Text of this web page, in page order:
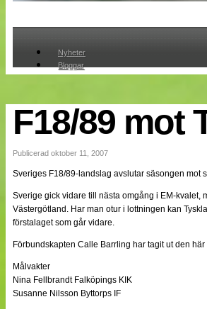
Nyheter
Bloggar
Cuper
Medlemmar
Medlemsbilder
Om oss
Nyheter
Bloggar
Lagen
Webb-TV
Cuper
Medlemmar
F18/89 mot
Publicerad oktober 11, 2007
Sveriges F18/89-landslag avslutar säsongen mot
Sverige gick vidare till nästa omgång i EM-kvalet,
Västergötland. Har man otur i lottningen kan
förstalaget som går vidare.
Förbundskapten Calle Barrling har tagit ut den
Målvakter
Nina Fellbrandt Falköpings KIK
Susanne Nilsson Byttorps IF